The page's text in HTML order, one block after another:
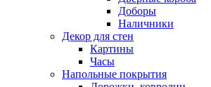
Доборы
Наличники
Декор для стен
Картины
Часы
Напольные покрытия